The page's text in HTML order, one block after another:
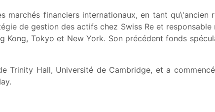
marchés financiers internationaux, en tant qu\'ancien
de gestion des actifs chez Swiss Re et
Kong, Tokyo et New York. Son précédent fonds
Trinity Hall, Université de Cambridge, et a